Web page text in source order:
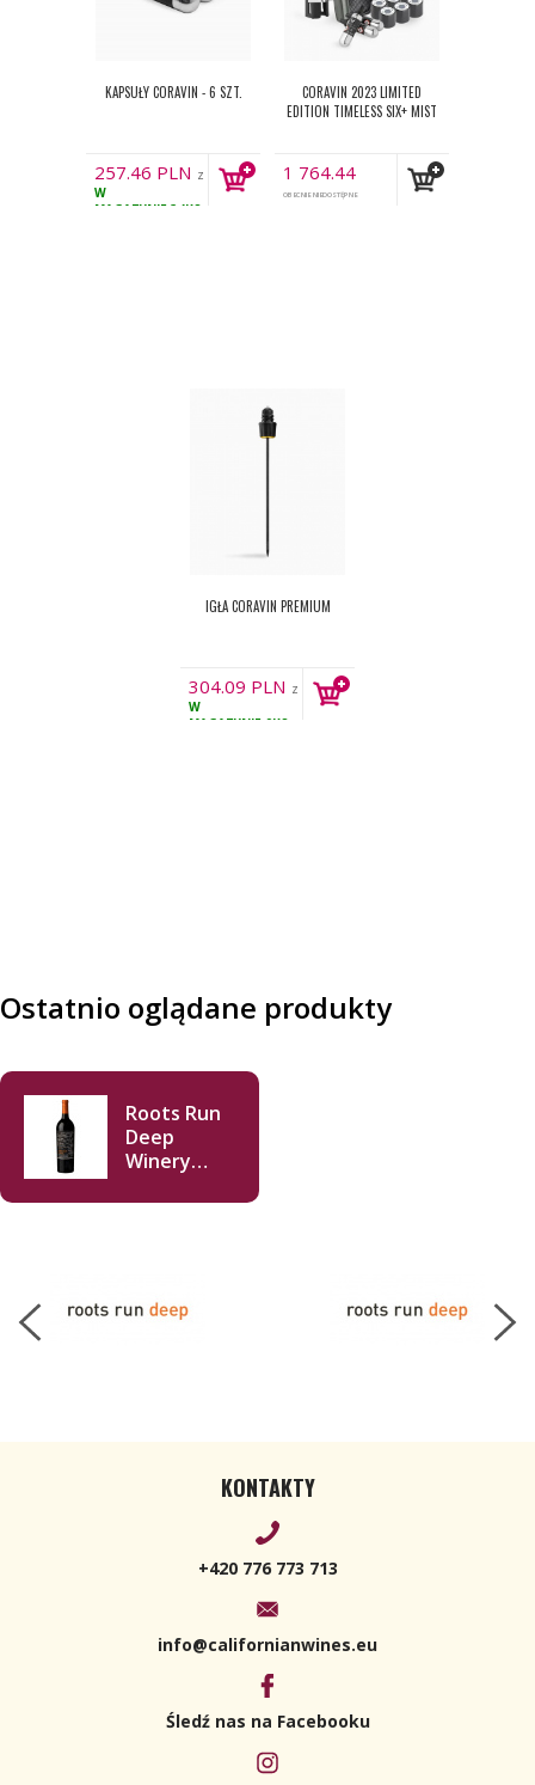
KAPSUŁY CORAVIN - 6 SZT.
257.46 PLN z
VAT
W
MAGAZYNIE 34KS
CORAVIN 2023 LIMITED
EDITION TIMELESS SIX+ MIST
1 764.44
PLN z VAT
OBECNIE NIEDOSTĘPNE
IGŁA CORAVIN PREMIUM
304.09 PLN z
VAT
W
MAGAZYNIE 9KS
Ostatnio oglądane produkty
Roots Run
Deep
Winery
Guess
KONTAKTY
+420 776 773 713
info@californianwines.eu
Śledź nas na Facebooku